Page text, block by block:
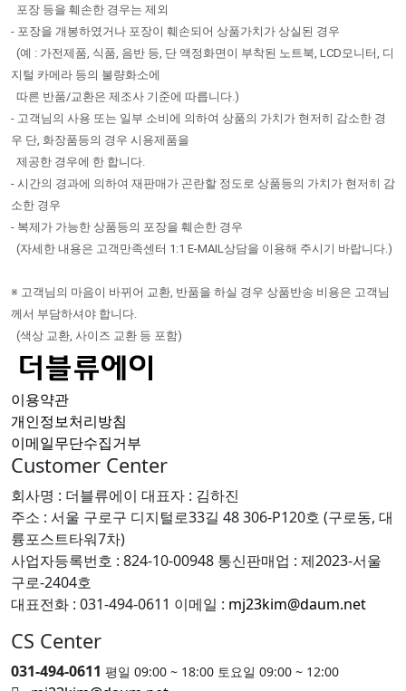
포장 등을 훼손한 경우는 제외
- 포장을 개봉하였거나 포장이 훼손되어 상품가치가 상실된 경우
(예 : 가전제품, 식품, 음반 등, 단 액정화면이 부착된 노트북, LCD모니터, 디
지털 카메라 등의 불량화소에
따른 반품/교환은 제조사 기준에 따릅니다.)
- 고객님의 사용 또는 일부 소비에 의하여 상품의 가치가 현저히 감소한 경
우 단, 화장품등의 경우 시용제품을
제공한 경우에 한 합니다.
- 시간의 경과에 의하여 재판매가 곤란할 정도로 상품등의 가치가 현저히 감
소한 경우
- 복제가 가능한 상품등의 포장을 훼손한 경우
(자세한 내용은 고객만족센터 1:1 E-MAIL상담을 이용해 주시기 바랍니다.)
※ 고객님의 마음이 바뀌어 교환, 반품을 하실 경우 상품반송 비용은 고객님
께서 부담하셔야 합니다.
(색상 교환, 사이즈 교환 등 포함)
이용약관
개인정보처리방침
이메일무단수집거부
Customer Center
회사명 : 더블류에이 대표자 : 김하진
주소 : 서울 구로구 디지털로33길 48 306-P120호 (구로동, 대
륭포스트타워7차)
사업자등록번호 : 824-10-00948 통신판매업 : 제2023-서울
구로-2404호
대표전화 : 031-494-0611 이메일 : mj23kim@daum.net
CS Center
031-494-0611 평일 09:00 ~ 18:00 토요일 09:00 ~ 12:00